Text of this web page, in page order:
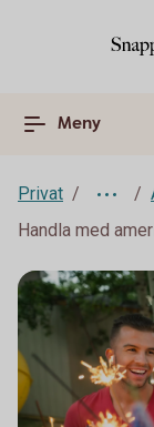
Meny
Privat
Handla med